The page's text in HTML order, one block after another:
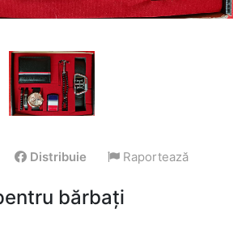
Distribuie Raportează
bărbați